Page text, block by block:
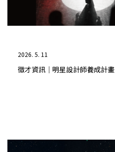
2026. 5. 11
徵才資訊｜明星設計師養成計畫